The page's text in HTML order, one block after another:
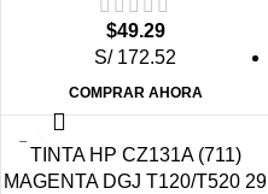
$49.29
S/ 172.52
COMPRAR AHORA
TINTA HP CZ131A (711)
MAGENTA DGJ T120/T520 29